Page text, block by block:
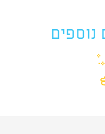
נוספים